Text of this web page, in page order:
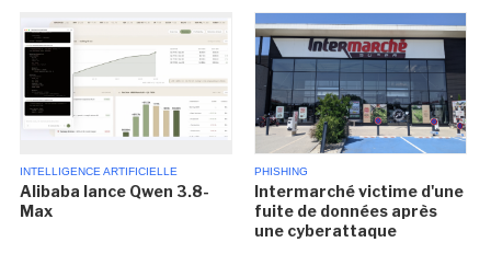
INTELLIGENCE ARTIFICIELLE
Alibaba lance Qwen 3.8-
Max
PHISHING
Intermarché victime d'une
fuite de données après
une cyberattaque